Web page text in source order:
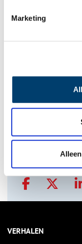
Marketing
Het Mirakel van
provinciale
VERHALEN